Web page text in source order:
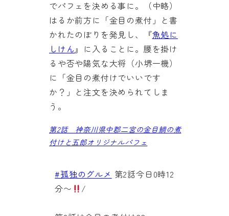
でパフェを決める事に。（中略）
はるか前方に「金目の煮付」と書
かれたのぼりを発見し、『魚処に
しけん 』に入ることに。腰を掛け
るや否や陽気な大将（小堺一機）
に「金目の煮付けでいいです
か？」と注文を決められてしま
う。
第2話 神奈川県中郡二宮の金目鯛の煮
付けと五郎オリジナルパフェ
#孤独のグルメ 第2話今日0時12
分〜
/